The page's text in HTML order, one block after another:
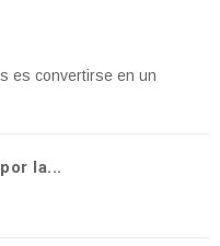
es convertirse en un
la...